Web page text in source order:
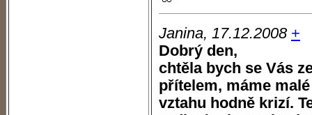
Janina, 17.12.2008 +
Dobrý den,
chtěla bych se Vás
přítelem, máme
vztahu hodně krizí.